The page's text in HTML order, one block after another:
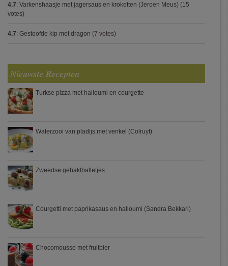
4.7: Varkenshaasje met jagersaus en kroketten (Jeroen Meus) (15
votes)
4.7: Gestoofde kip met dragon (7 votes)
Nieuwste Recepten
Turkse pizza met halloumi en courgette
Waterzooi van pladijs met venkel (Colruyt)
Zweedse gehaktballetjes
Courgetti met paprikasaus en halloumi (Sandra Bekkari)
Chocomousse met fruitbier